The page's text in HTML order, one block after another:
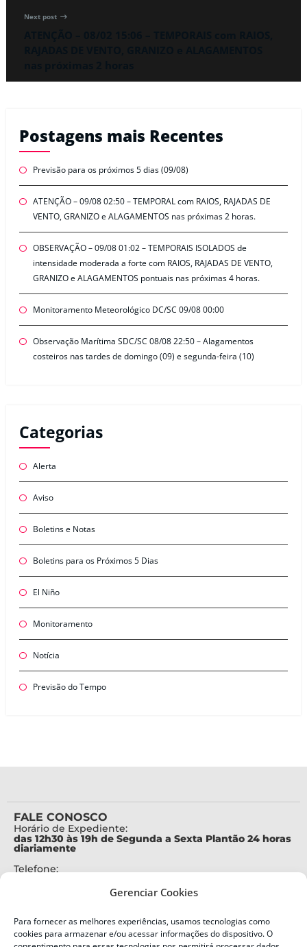
Gerenciar Cookies
Para fornecer as melhores experiências, usamos tecnologias como
cookies para armazenar e/ou acessar informações do dispositivo. O
Next post
Postagens mais Recentes
Previsão para os próximos 5 dias (09/08)
ATENÇÃO – 09/08 02:50 – TEMPORAL com RAIOS, RAJADAS DE
VENTO, GRANIZO e ALAGAMENTOS nas próximas 2 horas.
OBSERVAÇÃO – 09/08 01:02 – TEMPORAIS ISOLADOS de
intensidade moderada a forte com RAIOS, RAJADAS DE VENTO,
GRANIZO e ALAGAMENTOS pontuais nas próximas 4 horas.
Monitoramento Meteorológico DC/SC 09/08 00:00
Observação Marítima SDC/SC 08/08 22:50 – Alagamentos
costeiros nas tardes de domingo (09) e segunda-feira (10)
Categorias
Alerta
Aviso
Boletins e Notas
Boletins para os Próximos 5 Dias
El Niño
Monitoramento
Notícia
Previsão do Tempo
FALE CONOSCO
Horário de Expediente:
das 12h30 às 19h de Segunda a Sexta Plantão 24 horas
diariamente
Telefone:
Alertas Defesa Civil:
SMS 40199